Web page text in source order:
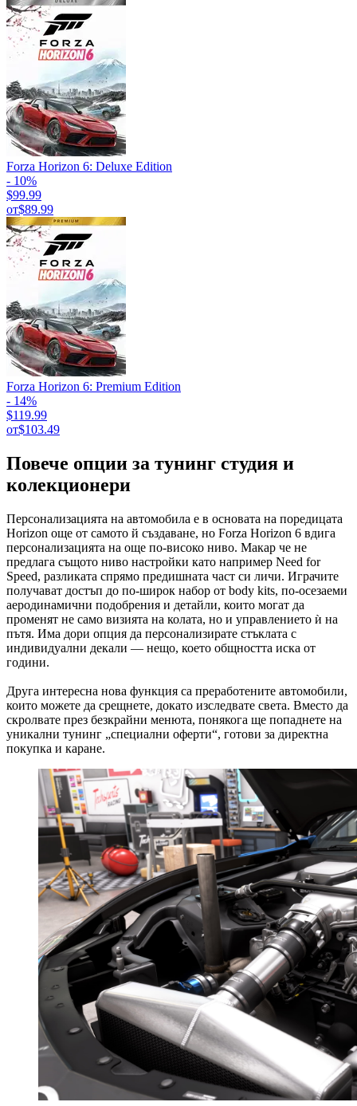
Forza Horizon 6: Deluxe Edition
- 10%
$99.99
от$89.99
Forza Horizon 6: Premium Edition
- 14%
$119.99
от$103.49
Повече опции за тунинг студия и
колекционери
Персонализацията на автомобила е в основата на поредицата
Horizon още от самото й създаване, но Forza Horizon 6 вдига
персонализацията на още по-високо ниво. Макар че не
предлага същото ниво настройки като например Need for
Speed, разликата спрямо предишната част си личи. Играчите
получават достъп до по-широк набор от body kits, по-осезаеми
аеродинамични подобрения и детайли, които могат да
променят не само визията на колата, но и управлението ѝ на
пътя. Има дори опция да персонализирате стъклата с
индивидуални декали — нещо, което общността иска от
години.
Друга интересна нова функция са преработените автомобили,
които можете да срещнете, докато изследвате света. Вместо да
скролвате през безкрайни менюта, понякога ще попаднете на
уникални тунинг „специални оферти“, готови за директна
покупка и каране.